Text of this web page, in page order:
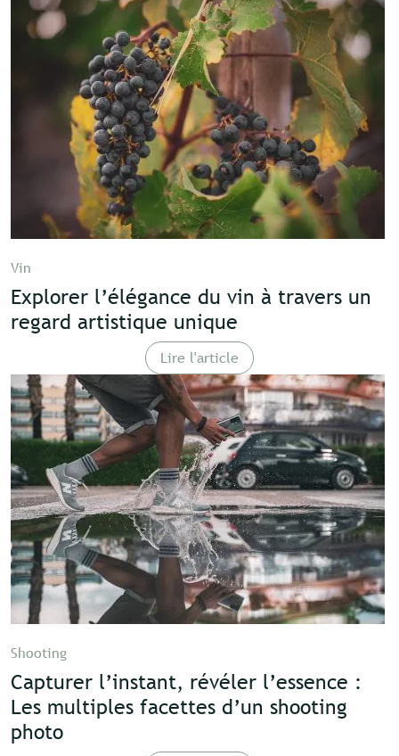
Vin
Explorer l’élégance du vin à travers un
regard artistique unique
Lire l'article
Shooting
Capturer l’instant, révéler l’essence :
Les multiples facettes d’un shooting
photo